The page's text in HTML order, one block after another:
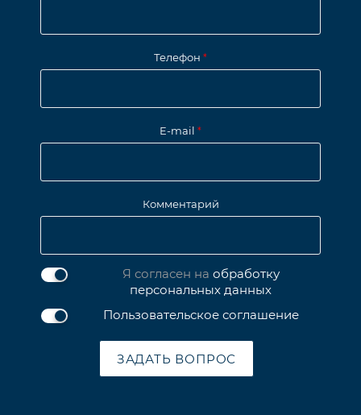
Телефон *
E-mail *
Комментарий
Я согласен на обработку
персональных данных
Пользовательское соглашение
ЗАДАТЬ ВОПРОС